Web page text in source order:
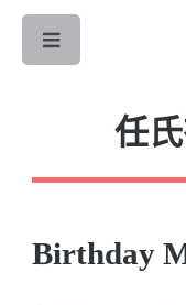
任
Birthday